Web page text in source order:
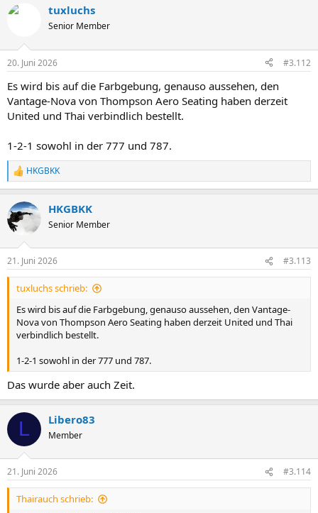
k
e
:
tuxluchs
Senior Member
20. Juni 2026 #3.112
Es wird bis auf die Farbgebung, genauso aussehen, den
Vantage-Nova von Thompson Aero Seating haben derzeit
United und Thai verbindlich bestellt.
1-2-1 sowohl in der 777 und 787.
R
e
k
t
i
e
n
HKGBKK
HKGBKK
Senior Member
21. Juni 2026 #3.113
tuxluchs schrieb:
Es wird bis auf die Farbgebung, genauso aussehen, den Vantage-
Nova von Thompson Aero Seating haben derzeit United und Thai
verbindlich bestellt.
1-2-1 sowohl in der 777 und 787.
Das wurde aber auch Zeit.
L Libero83
Member
21. Juni 2026 #3.114
Thairauch schrieb: